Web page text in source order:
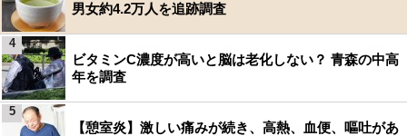
男女約4.2万人を追跡調査
ビタミンC濃度が高いと脳は老化しない？ 青森の中高
年を調査
4
【憩室炎】激しい痛みが続き、高熱、血便、嘔吐があ
5